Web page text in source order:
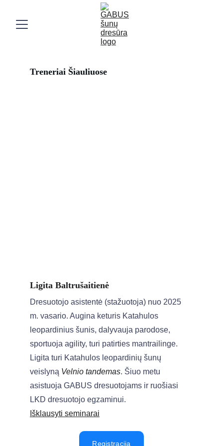
Treneriai Šiauliuose
Ligita Baltrušaitienė
Dresuotojo asistentė (stažuotoja) nuo 2025
m. vasario. Augina keturis Katahulos
leopardinius šunis, dalyvauja parodose,
sportuoja agility, turi patirties mantrailinge.
Ligita turi Katahulos leopardinių šunų
veislyną Velnio tandemas. Šiuo metu
asistuoja GABUS dresuotojams ir ruošiasi
LKD dresuotojo egzaminui.
Išklausyti seminarai
Registracija